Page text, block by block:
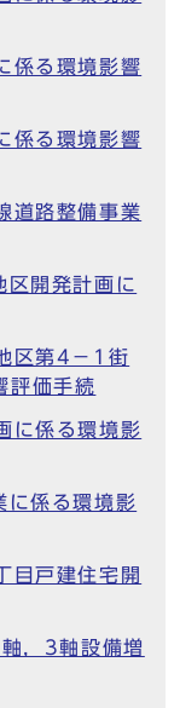
る環境影響
る環境影響
路整備事業
開発計画に
区第4－1街
評価手続
係る環境影
係る環境影
戸建住宅開
，3軸設備増